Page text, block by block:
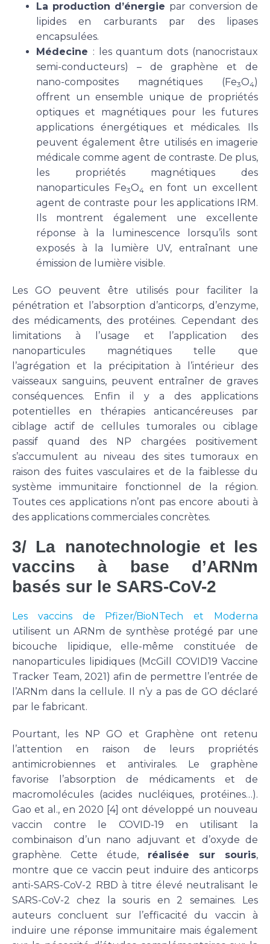
La production d’énergie par conversion de
lipides en carburants par des lipases
encapsulées.
Médecine : les quantum dots (nanocristaux
semi-conducteurs) – de graphène et de
nano-composites magnétiques (Fe3O4)
offrent un ensemble unique de propriétés
optiques et magnétiques pour les futures
applications énergétiques et médicales. Ils
peuvent également être utilisés en imagerie
médicale comme agent de contraste. De plus,
les propriétés magnétiques des
nanoparticules Fe3O4
en font un excellent
agent de contraste pour les applications IRM.
Ils montrent également une excellente
réponse à la luminescence lorsqu’ils sont
exposés à la lumière UV, entraînant une
émission de lumière visible.
Les GO peuvent être utilisés pour faciliter la
pénétration et l’absorption d’anticorps, d’enzyme,
des médicaments, des protéines. Cependant des
limitations à l’usage et l’application des
nanoparticules magnétiques telle que
l’agrégation et la précipitation à l’intérieur des
vaisseaux sanguins, peuvent entraîner de graves
conséquences. Enfin il y a des applications
potentielles en thérapies anticancéreuses par
ciblage actif de cellules tumorales ou ciblage
passif quand des NP chargées positivement
s’accumulent au niveau des sites tumoraux en
raison des fuites vasculaires et de la faiblesse du
système immunitaire fonctionnel de la région.
Toutes ces applications n’ont pas encore abouti à
des applications commerciales concrètes.
3/ La nanotechnologie et les
vaccins à base d’ARNm
basés sur le SARS-CoV-2
Les vaccins de Pfizer/BioNTech et Moderna
utilisent un ARNm de synthèse protégé par une
bicouche lipidique, elle-même constituée de
nanoparticules lipidiques (McGill COVID19 Vaccine
Tracker Team, 2021) afin de permettre l’entrée de
l’ARNm dans la cellule. Il n’y a pas de GO déclaré
par le fabricant.
Pourtant, les NP GO et Graphène ont retenu
l’attention en raison de leurs propriétés
antimicrobiennes et antivirales. Le graphène
favorise l’absorption de médicaments et de
macromolécules (acides nucléiques, protéines…).
Gao et al., en 2020 [4] ont développé un nouveau
vaccin contre le COVID-19 en utilisant la
combinaison d’un nano adjuvant et d’oxyde de
graphène. Cette étude, réalisée sur souris,
montre que ce vaccin peut induire des anticorps
anti-SARS-CoV-2 RBD à titre élevé neutralisant le
SARS-CoV-2 chez la souris en 2 semaines. Les
auteurs concluent sur l’efficacité du vaccin à
induire une réponse immunitaire mais également